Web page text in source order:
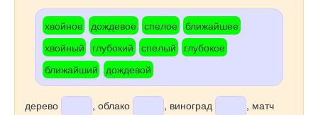
хвойное дождевое спелое ближайшее
хвойный
глубокий спелый
глубокое
ближайший дождевой
дерево , облако , виноград
, матч